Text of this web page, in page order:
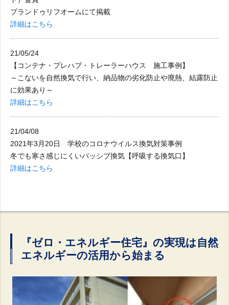
プランドゥリフオームにて掲載
詳細はこちら
21/05/24
【コンテナ・プレハブ・トレーラーハウス 施工事例】
～こないを自然換気で行い、納品物の劣化防止や廃熱、結露防止
に効果あり～
詳細はこちら
21/04/08
2021年3月20日 学校のコロナウイルス換気対策事例
冬でも寒さ感じにくいパッシブ換気【呼吸する換気口】
詳細はこちら
『ゼロ・エネルギー住宅』の実現は自然
エネルギーの活用から始まる